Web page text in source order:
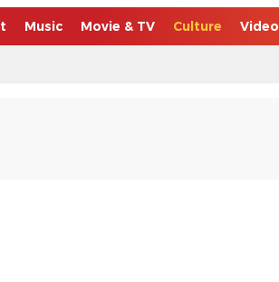
Music Movie & TV Culture Video